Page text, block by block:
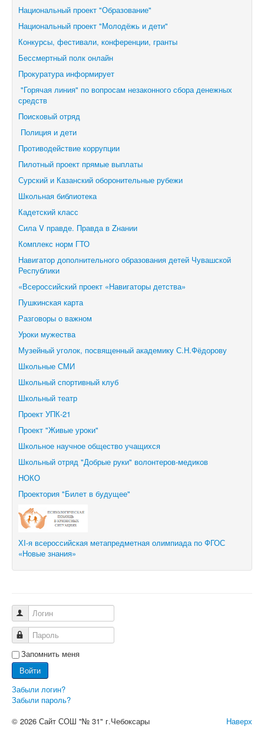
Национальный проект "Образование"
Национальный проект "Молодёжь и дети"
Конкурсы, фестивали, конференции, гранты
Бессмертный полк онлайн
Прокуратура информирует
"Горячая линия" по вопросам незаконного сбора денежных
средств
Поисковый отряд
Полиция и дети
Противодействие коррупции
Пилотный проект прямые выплаты
Сурский и Казанский оборонительные рубежи
Школьная библиотека
Кадетский класс
Сила V правде. Правда в Zнании
Комплекс норм ГТО
Навигатор дополнительного образования детей Чувашской
Республики
«Всероссийский проект «Навигаторы детства»
Пушкинская карта
Разговоры о важном
Уроки мужества
Музейный уголок, посвященный академику С.Н.Фёдорову
Школьные СМИ
Школьный спортивный клуб
Школьный театр
Проект УПК-21
Проект "Живые уроки"
Школьное научное общество учащихся
Школьный отряд "Добрые руки" волонтеров-медиков
НОКО
Проектория "Билет в будущее"
ХI-я всероссийская метапредметная олимпиада по ФГОС
«Новые знания»
Логин
Пароль
Запомнить меня
Войти
Забыли логин?
Забыли пароль?
Наверх
© 2026 Сайт СОШ "№ 31" г.Чебоксары